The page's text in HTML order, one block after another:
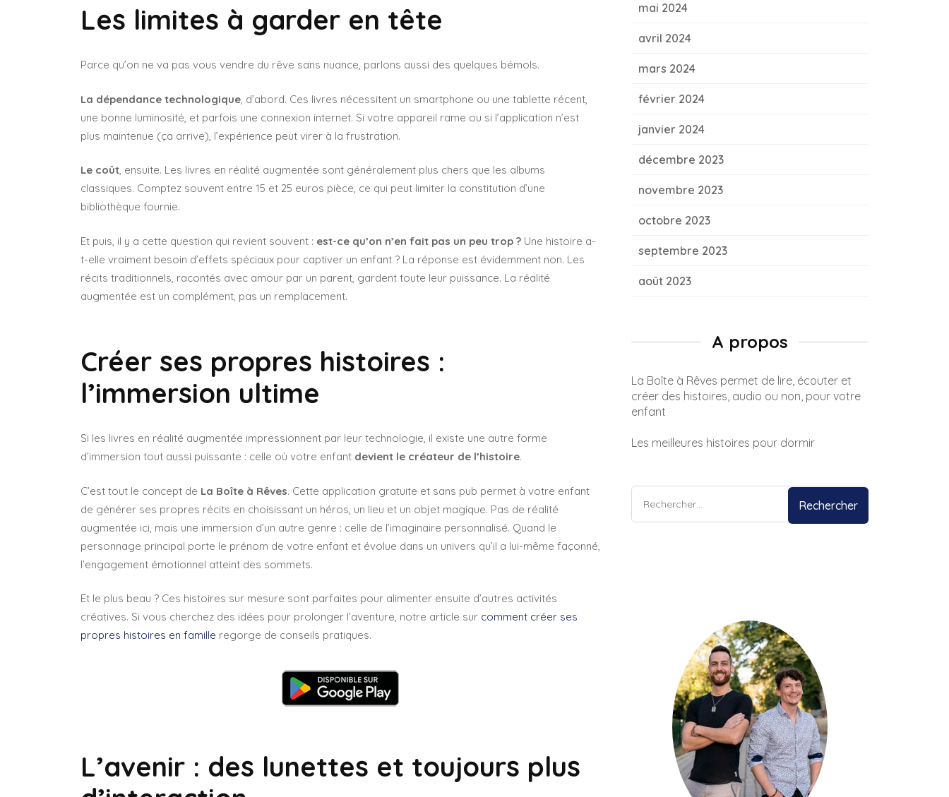
Les limites à garder en tête
Parce qu’on ne va pas vous vendre du rêve sans nuance, parlons aussi des quelques bémols.
La dépendance technologique , d’abord. Ces livres nécessitent un smartphone ou une tablette récent,
une bonne luminosité, et parfois une connexion internet. Si votre appareil rame ou si l’application n’est
plus maintenue (ça arrive), l’expérience peut virer à la frustration.
Le coût, ensuite. Les livres en réalité augmentée sont généralement plus chers que les albums
classiques. Comptez souvent entre 15 et 25 euros pièce, ce qui peut limiter la constitution d’une
bibliothèque fournie.
Et puis, il y a cette question qui revient souvent : est-ce qu’on n’en fait pas un peu trop ? Une histoire a-
t-elle vraiment besoin d’effets spéciaux pour captiver un enfant ? La réponse est évidemment non. Les
récits traditionnels, racontés avec amour par un parent, gardent toute leur puissance. La réalité
augmentée est un complément, pas un remplacement.
Créer ses propres histoires :
l’immersion ultime
Si les livres en réalité augmentée impressionnent par leur technologie, il existe une autre forme
d’immersion tout aussi puissante : celle où votre enfant devient le créateur de l’histoire.
C’est tout le concept de La Boîte à Rêves. Cette application gratuite et sans pub permet à votre enfant
de générer ses propres récits en choisissant un héros, un lieu et un objet magique. Pas de réalité
augmentée ici, mais une immersion d’un autre genre : celle de l’imaginaire personnalisé. Quand le
personnage principal porte le prénom de votre enfant et évolue dans un univers qu’il a lui-même façonné,
l’engagement émotionnel atteint des sommets.
Et le plus beau ? Ces histoires sur mesure sont parfaites pour alimenter ensuite d’autres activités
créatives. Si vous cherchez des idées pour prolonger l’aventure, notre article sur comment créer ses
propres histoires en famille regorge de conseils pratiques.
L’avenir : des lunettes et toujours plus
mai 2024
avril 2024
mars 2024
février 2024
janvier 2024
décembre 2023
novembre 2023
octobre 2023
septembre 2023
août 2023
A propos
La Boîte à Rêves permet de lire, écouter et
créer des histoires, audio ou non, pour votre
enfant
Les meilleures histoires pour dormir